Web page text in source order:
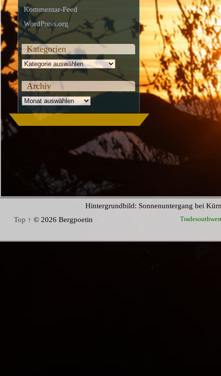
Kommentar-Feed
WordPress.org
Kategorien
Kategorien
Archiv
Archiv
Hintergrundbild: Sonnenuntergang bei
Top ↑ © 2026 Bergpoetin